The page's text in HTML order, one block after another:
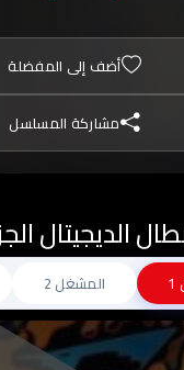
من المخلوقات
يملكون القدرة على
ويكون المرافق أقوى.
وقت قصير، بعد ذلك،
أضف إلى المفضلة
مشاركة المسلسل
الجزء 4
المشغل 2